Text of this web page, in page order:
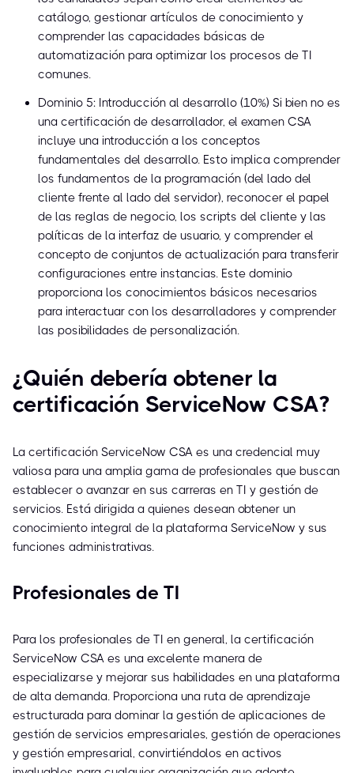
catálogo, gestionar artículos de conocimiento y
comprender las capacidades básicas de
automatización para optimizar los procesos de TI
comunes.
Dominio 5: Introducción al desarrollo (10%) Si bien no es
una certificación de desarrollador, el examen CSA
incluye una introducción a los conceptos
fundamentales del desarrollo. Esto implica comprender
los fundamentos de la programación (del lado del
cliente frente al lado del servidor), reconocer el papel
de las reglas de negocio, los scripts del cliente y las
políticas de la interfaz de usuario, y comprender el
concepto de conjuntos de actualización para transferir
configuraciones entre instancias. Este dominio
proporciona los conocimientos básicos necesarios
para interactuar con los desarrolladores y comprender
las posibilidades de personalización.
¿Quién debería obtener la
certificación ServiceNow CSA?
La certificación ServiceNow CSA es una credencial muy
valiosa para una amplia gama de profesionales que buscan
establecer o avanzar en sus carreras en TI y gestión de
servicios. Está dirigida a quienes desean obtener un
conocimiento integral de la plataforma ServiceNow y sus
funciones administrativas.
Profesionales de TI
Para los profesionales de TI en general, la certificación
ServiceNow CSA es una excelente manera de
especializarse y mejorar sus habilidades en una plataforma
de alta demanda. Proporciona una ruta de aprendizaje
estructurada para dominar la gestión de aplicaciones de
gestión de servicios empresariales, gestión de operaciones
y gestión empresarial, convirtiéndolos en activos